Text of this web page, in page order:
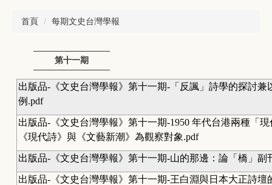
首頁 每期文史台灣學報
第十一期
出版品-《文史台灣學報》第十一期-「反諷」詩學的探討兼
例.pdf
出版品-《文史台灣學報》第十一期-1950 年代台港兩種「
《現代詩》與《文藝新潮》為觀察對象.pdf
出版品-《文史台灣學報》第十一期-山的那邊：論「橋」副
出版品-《文史台灣學報》第十一期-王白淵與日本大正詩壇